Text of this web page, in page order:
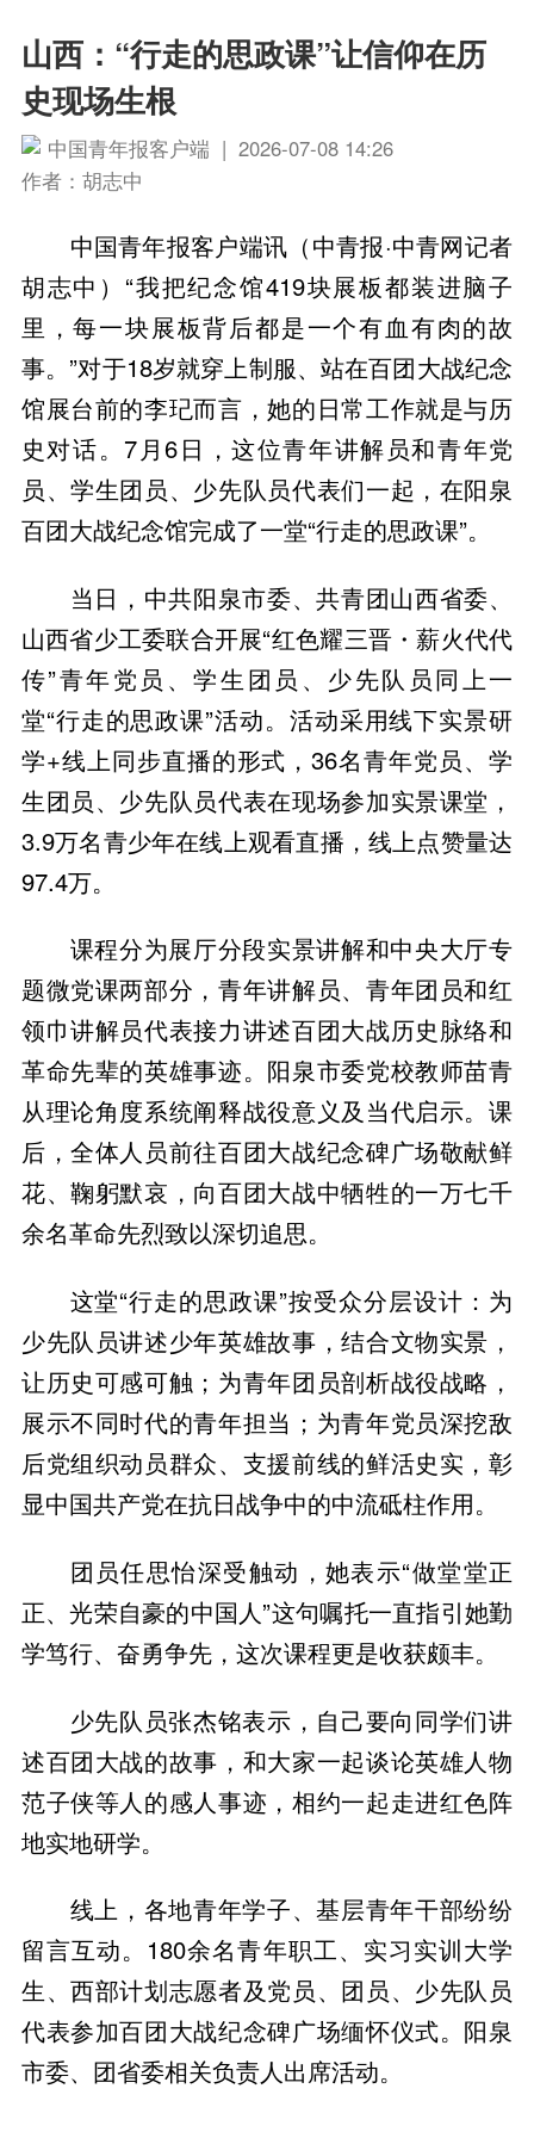
山西：“行走的思政课”让信仰在历
史现场生根
中国青年报客户端 | 2026-07-08 14:26
作者：胡志中
中国青年报客户端讯（中青报·中青网记者
胡志中）“我把纪念馆419块展板都装进脑子
里，每一块展板背后都是一个有血有肉的故
事。”对于18岁就穿上制服、站在百团大战纪念
馆展台前的李玘而言，她的日常工作就是与历
史对话。7月6日，这位青年讲解员和青年党
员、学生团员、少先队员代表们一起，在阳泉
百团大战纪念馆完成了一堂“行走的思政课”。
当日，中共阳泉市委、共青团山西省委、
山西省少工委联合开展“红色耀三晋・薪火代代
传”青年党员、学生团员、少先队员同上一
堂“行走的思政课”活动。活动采用线下实景研
学+线上同步直播的形式，36名青年党员、学
生团员、少先队员代表在现场参加实景课堂，
3.9万名青少年在线上观看直播，线上点赞量达
97.4万。
课程分为展厅分段实景讲解和中央大厅专
题微党课两部分，青年讲解员、青年团员和红
领巾讲解员代表接力讲述百团大战历史脉络和
革命先辈的英雄事迹。阳泉市委党校教师苗青
从理论角度系统阐释战役意义及当代启示。课
后，全体人员前往百团大战纪念碑广场敬献鲜
花、鞠躬默哀，向百团大战中牺牲的一万七千
余名革命先烈致以深切追思。
这堂“行走的思政课”按受众分层设计：为
少先队员讲述少年英雄故事，结合文物实景，
让历史可感可触；为青年团员剖析战役战略，
展示不同时代的青年担当；为青年党员深挖敌
后党组织动员群众、支援前线的鲜活史实，彰
显中国共产党在抗日战争中的中流砥柱作用。
团员任思怡深受触动，她表示“做堂堂正
正、光荣自豪的中国人”这句嘱托一直指引她勤
学笃行、奋勇争先，这次课程更是收获颇丰。
少先队员张杰铭表示，自己要向同学们讲
述百团大战的故事，和大家一起谈论英雄人物
范子侠等人的感人事迹，相约一起走进红色阵
地实地研学。
线上，各地青年学子、基层青年干部纷纷
留言互动。180余名青年职工、实习实训大学
生、西部计划志愿者及党员、团员、少先队员
代表参加百团大战纪念碑广场缅怀仪式。阳泉
市委、团省委相关负责人出席活动。